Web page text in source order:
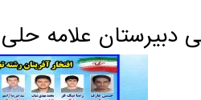
حلی 4 - کنکور سراسری 1399